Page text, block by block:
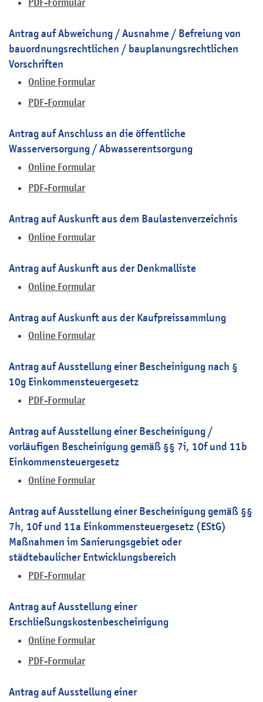
Antrag auf Abweichung / Ausnahme / Befreiung von
bauordnungsrechtlichen / bauplanungsrechtlichen
Vorschriften
Online Formular
PDF-Formular
Antrag auf Anschluss an die öffentliche
Wasserversorgung / Abwasserentsorgung
Online Formular
PDF-Formular
Antrag auf Auskunft aus dem Baulastenverzeichnis
Online Formular
Antrag auf Auskunft aus der Denkmalliste
Online Formular
Antrag auf Auskunft aus der Kaufpreissammlung
Online Formular
Antrag auf Ausstellung einer Bescheinigung nach §
10g Einkommensteuergesetz
PDF-Formular
Antrag auf Ausstellung einer Bescheinigung /
vorläufigen Bescheinigung gemäß §§ 7i, 10f und 11b
Einkommensteuergesetz
Online Formular
Antrag auf Ausstellung einer Bescheinigung gemäß §§
7h, 10f und 11a Einkommensteuergesetz (EStG)
Maßnahmen im Sanierungsgebiet oder
städtebaulicher Entwicklungsbereich
PDF-Formular
Antrag auf Ausstellung einer
Erschließungskostenbescheinigung
Online Formular
PDF-Formular
Antrag auf Ausstellung einer